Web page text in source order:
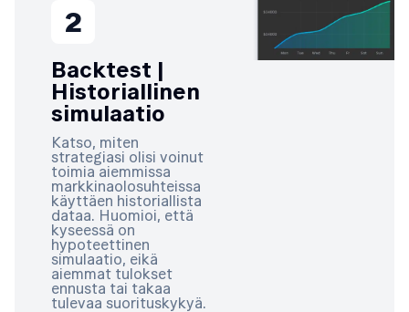
2
Backtest |
Historiallinen
simulaatio
Katso, miten
strategiasi olisi voinut
toimia aiemmissa
markkinaolosuhteissa
käyttäen historiallista
dataa. Huomioi, että
kyseessä on
hypoteettinen
simulaatio, eikä
aiemmat tulokset
ennusta tai takaa
tulevaa suorituskykyä.